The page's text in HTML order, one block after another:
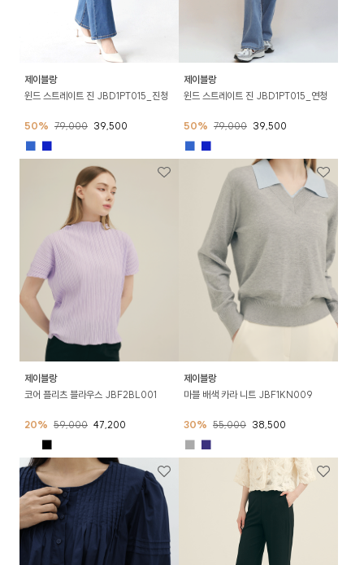
제이블랑
윈드 스트레이트 진 JBD1PT015_진청
50% 79,000 39,500
■ ■
제이블랑
윈드 스트레이트 진 JBD1PT015_연청
50% 79,000 39,500
■ ■
제이블랑
코어 플리츠 블라우스 JBF2BL001
20% 59,000 47,200
■
제이블랑
마블 배색 카라 니트 JBF1KN009
30% 55,000 38,500
■ ■